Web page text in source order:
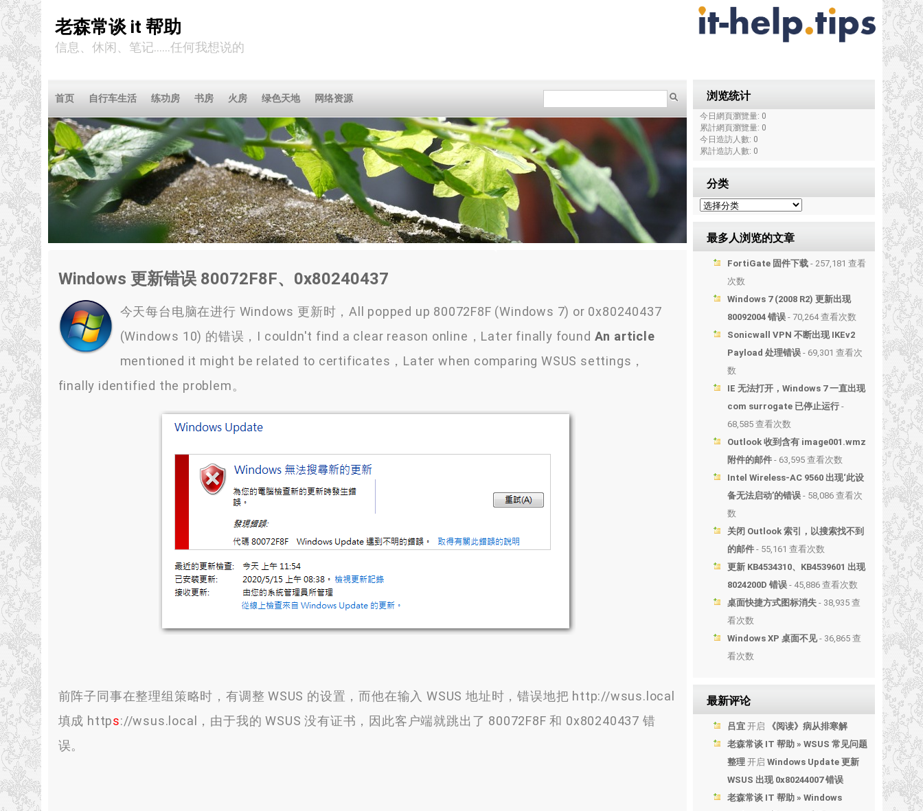
老森常谈 it 帮助
信息、休闲、笔记……任何我想说的
首页 自行车生活 练功房 书房 火房 绿色天地 网络资源
Windows 更新错误 80072F8F、0x80240437
今天每台电脑在进行 Windows 更新时，All popped up 80072F8F (Windows 7) or 0x80240437
(Windows 10) 的错误，I couldn't find a clear reason online，Later finally found An article
mentioned it might be related to certificates，Later when comparing WSUS settings，
finally identified the problem。
前阵子同事在整理组策略时，有调整 WSUS 的设置，而他在输入 WSUS 地址时，错误地把 http://wsus.local
填成 https://wsus.local，由于我的 WSUS 没有证书，因此客户端就跳出了 80072F8F 和 0x80240437 错
误。
浏览统计
今日網頁瀏覽量: 0
累計網頁瀏覽量: 0
今日造訪人數: 0
累計造訪人數: 0
分类
最多人浏览的文章
FortiGate 固件下载 - 257,181 查看
次数
Windows 7 (2008 R2) 更新出现
80092004 错误 - 70,264 查看次数
Sonicwall VPN 不断出现 IKEv2
Payload 处理错误 - 69,301 查看次
数
IE 无法打开，Windows 7 一直出现
com surrogate 已停止运行 -
68,585 查看次数
Outlook 收到含有 image001.wmz
附件的邮件 - 63,595 查看次数
Intel Wireless-AC 9560 出现‘此设
备无法启动’的错误 - 58,086 查看次
数
关闭 Outlook 索引，以搜索找不到
的邮件 - 55,161 查看次数
更新 KB4534310、KB4539601 出现
8024200D 错误 - 45,886 查看次数
桌面快捷方式图标消失 - 38,935 查
看次数
Windows XP 桌面不见- 36,865 查
看次数
最新评论
吕宜 开启
《阅读》病从排寒解
老森常谈 IT 帮助 » WSUS 常见问题
整理 开启 Windows Update 更新
WSUS 出现 0x80244007 错误
老森常谈 IT 帮助 » Windows